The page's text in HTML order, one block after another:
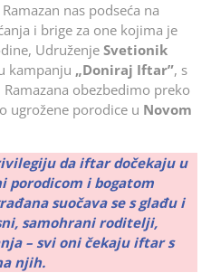
nas podseća na
i brige za one kojima je
Udruženje Svetionik
kampanju „Doniraj Iftar”, s
obezbedimo preko
ugrožene porodice u Novom
da iftar dočekaju u
porodicom i bogatom
suočava se s glađu i
samohrani roditelji,
– svi oni čekaju iftar s
njih.